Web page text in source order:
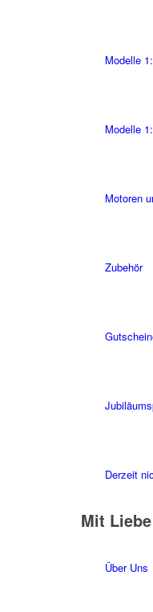
Modelle
Modelle
Motoren
Zubehör
Derzeit
Mit
Über Uns